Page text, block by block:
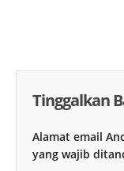
Tinggalkan
Alamat email
yang wajib